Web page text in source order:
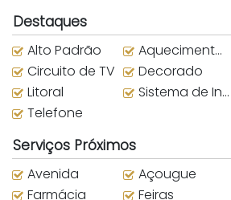
Destaques
Alto Padrão Aquecimento Central
Circuito de TV
Decorado
Litoral
Sistema de Incêndio
Telefone
Serviços Próximos
Avenida Açougue
Farmácia
Feiras